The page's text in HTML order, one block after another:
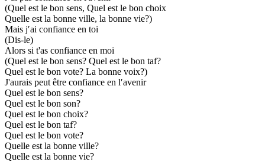
(Quel est le bon sens, Quel est le bon choix
Quelle est la bonne ville, la bonne vie?)
Mais j′ai confiance en toi
(Dis-le)
Alors si t'as confiance en moi
(Quel est le bon sens? Quel est le bon taf?
Quel est le bon vote? La bonne voix?)
J'aurais peut être confiance en l′avenir
Quel est le bon sens?
Quel est le bon son?
Quel est le bon choix?
Quel est le bon taf?
Quel est le bon vote?
Quelle est la bonne ville?
Quelle est la bonne vie?